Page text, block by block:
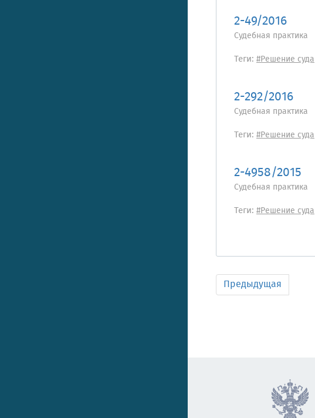
2-49/2016
Судебная практика
Теги: #Решение суда
2-292/2016
Судебная практика
Теги: #Решение суда
2-4958/2015
Судебная практика
Теги: #Решение суда
Предыдущая